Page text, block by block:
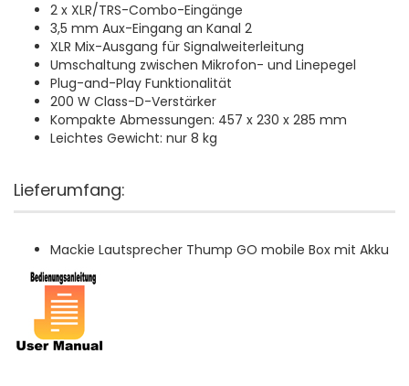
2 x XLR/TRS-Combo-Eingänge
3,5 mm Aux-Eingang an Kanal 2
XLR Mix-Ausgang für Signalweiterleitung
Umschaltung zwischen Mikrofon- und Linepegel
Plug-and-Play Funktionalität
200 W Class-D-Verstärker
Kompakte Abmessungen: 457 x 230 x 285 mm
Leichtes Gewicht: nur 8 kg
Lieferumfang:
Mackie Lautsprecher Thump GO mobile Box mit Akku